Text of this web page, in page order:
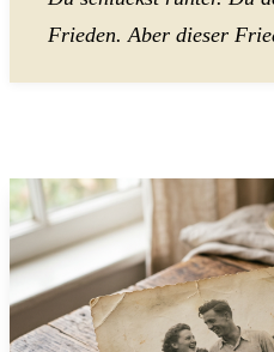
Frieden. Aber dieser